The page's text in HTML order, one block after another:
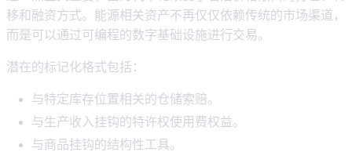
移和融资方式。能源相关资产不再仅仅依赖传统的市场渠道，
而是可以通过可编程的数字基础设施进行交易。
潜在的标记化格式包括：
与特定库存位置相关的仓储索赔。
与生产收入挂钩的特许权使用费权益。
与商品挂钩的结构性工具。